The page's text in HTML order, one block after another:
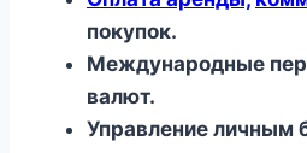
покупок.
Международные
валют.
Управление личным